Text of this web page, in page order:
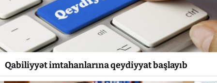
Qabiliyyət imtahanlarına qeydiyyat başlayıb